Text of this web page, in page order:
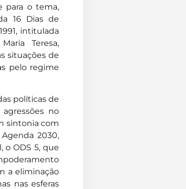
para o tema,
16 Dias de
intitulada
Teresa,
situações de
pelo regime
políticas de
no
sintonia com
2030,
o ODS 5, que
a eliminação
nas esferas